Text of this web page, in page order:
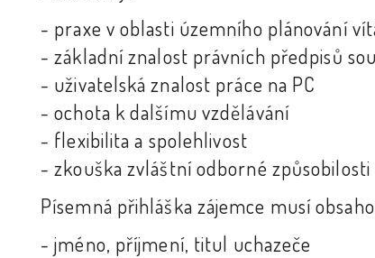
- praxe v oblasti územního plánování
- základní znalost právních předpisů
- uživatelská znalost práce na PC
- ochota k dalšímu vzdělávání
- flexibilita a spolehlivost
- zkouška zvláštní odborné
Písemná přihláška zájemce musí
- jméno, příjmení, titul uchazeče